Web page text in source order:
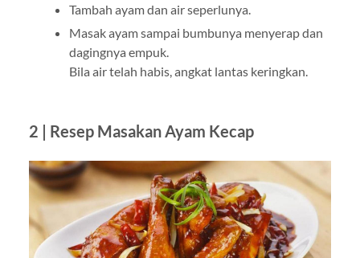
Tambah ayam dan air seperlunya.
Masak ayam sampai bumbunya menyerap dan
dagingnya empuk.
Bila air telah habis, angkat lantas keringkan.
2 | Resep Masakan Ayam Kecap